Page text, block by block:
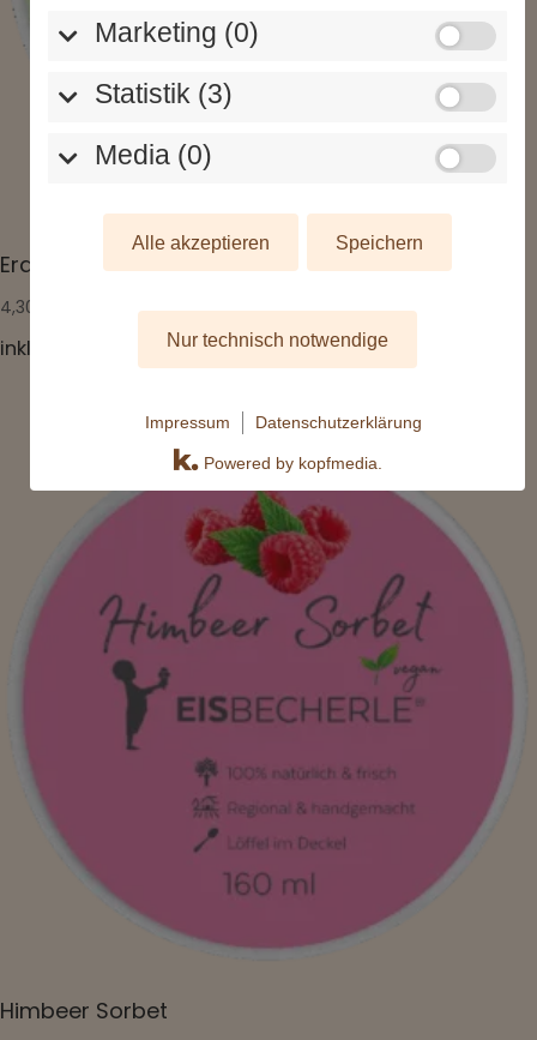
Marketing (0)
Statistik (3)
Media (0)
Alle akzeptieren Speichern
Nur technisch notwendige
Powered by kopfmedia.
Impressum Datenschutzerklärung
Erdbeereis
4,30
inkl. MwSt.
Himbeer Sorbet